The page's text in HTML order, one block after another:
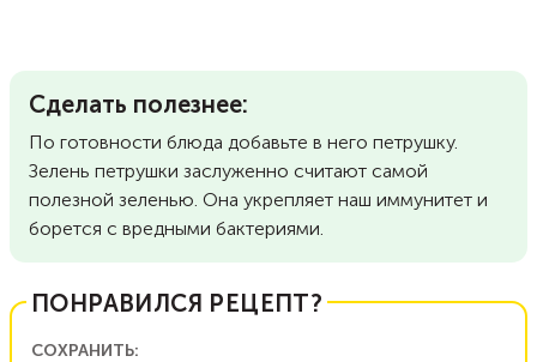
Сделать полезнее:
По готовности блюда добавьте в него петрушку.
Зелень петрушки заслуженно считают самой
полезной зеленью. Она укрепляет наш иммунитет и
борется с вредными бактериями.
ПОНРАВИЛСЯ РЕЦЕПТ?
СОХРАНИТЬ: